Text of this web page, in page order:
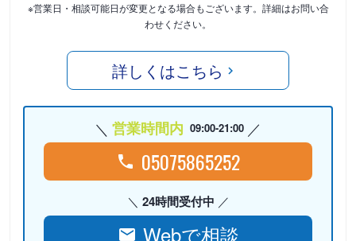
※営業日・相談可能日が変更となる場合もございます。詳細はお問い合
わせください。
詳しくはこちら
営業時間内 09:00-21:00
05075865252
24時間受付中
Webで相談